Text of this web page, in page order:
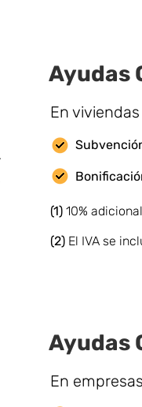
Ayudas
En
(1) 10%
(2) El IVA se
Ayudas
En